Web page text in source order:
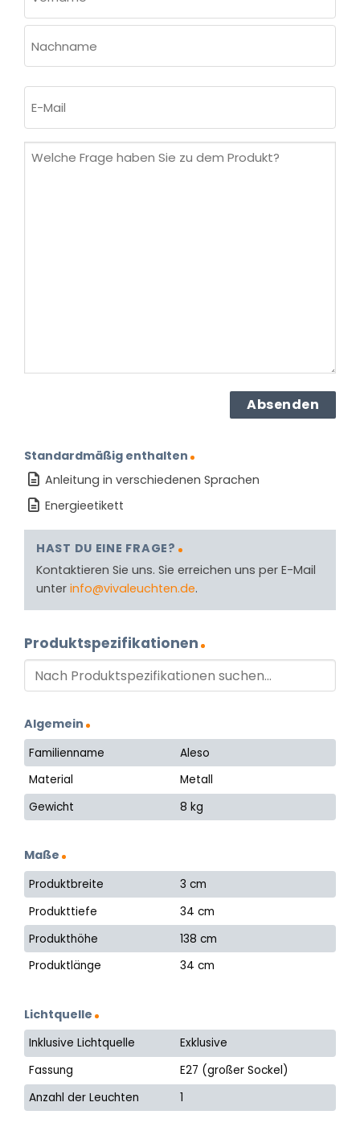
(ERFORDERLICH)
Vorname
Mail
Welche
Standardmäßig enthalten
Anleitung in verschiedenen Sprachen
Energieetikett
HAST DU EINE FRAGE?
Kontaktieren Sie uns. Sie erreichen uns per E-Mail
unter info@vivaleuchten.de.
Produktspezifikationen
Algemein
Familienname
Aleso
Material
Metall
Gewicht
8 kg
Maße
Produktbreite
3 cm
Produkttiefe
34 cm
Produkthöhe
138 cm
Produktlänge
34 cm
Lichtquelle
Inklusive Lichtquelle
Exklusive
Fassung
E27 (großer Sockel)
Anzahl der Leuchten
1